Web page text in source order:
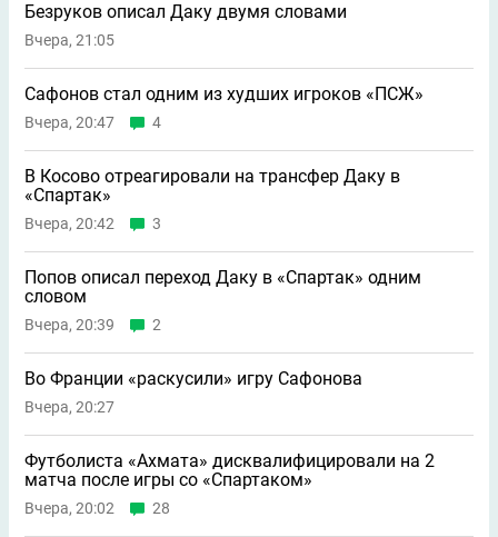
Безруков описал Даку двумя словами
Вчера, 21:05
Сафонов стал одним из худших игроков «ПСЖ»
Вчера, 20:47 4
В Косово отреагировали на трансфер Даку в
«Спартак»
Вчера, 20:42 3
Попов описал переход Даку в «Спартак» одним
словом
Вчера, 20:39 2
Во Франции «раскусили» игру Сафонова
Вчера, 20:27
Футболиста «Ахмата» дисквалифицировали на 2
матча после игры со «Спартаком»
Вчера, 20:02 28